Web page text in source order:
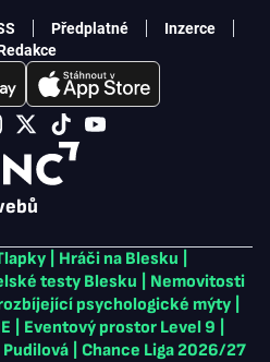
Hráči na Blesku
testy Blesku
Nemovitosti
psychologické mýty
Eventový prostor Level 9
Pudilová
Chance Liga 2026/27
Předplatné
Inzerce